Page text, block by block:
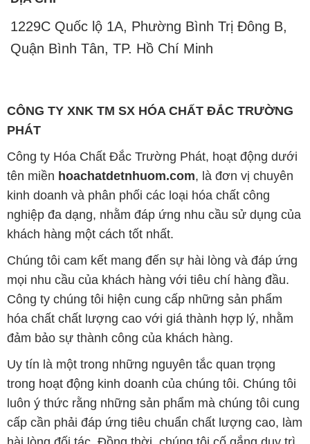
CÔNG TY XNK TM SX HÓA CHẤT ĐẮC TRƯỜNG
PHÁT
kinh doanh và phân phối các loại hóa chất công
nghiệp đa dạng, nhằm đáp ứng nhu cầu sử dụng của
khách hàng một cách tốt nhất.
Chúng tôi cam kết mang đến sự hài lòng và đáp ứng
mọi nhu cầu của khách hàng với tiêu chí hàng đầu.
Công ty chúng tôi hiện cung cấp những sản phẩm
hóa chất chất lượng cao với giá thành hợp lý, nhằm
đảm bảo sự thành công của khách hàng.
Uy tín là một trong những nguyên tắc quan trọng
trong hoạt động kinh doanh của chúng tôi. Chúng tôi
luôn ý thức rằng những sản phẩm mà chúng tôi cung
cấp cần phải đáp ứng tiêu chuẩn chất lượng cao, làm
hài lòng đối tác. Đồng thời, chúng tôi cố gắng duy trì
mức giá hợp lý, tạo điều kiện phát triển và sự tồn tại
lâu dài cho cả hai bên.
Công ty Hóa Chất Đắc Trường Phát đáp ứng đa